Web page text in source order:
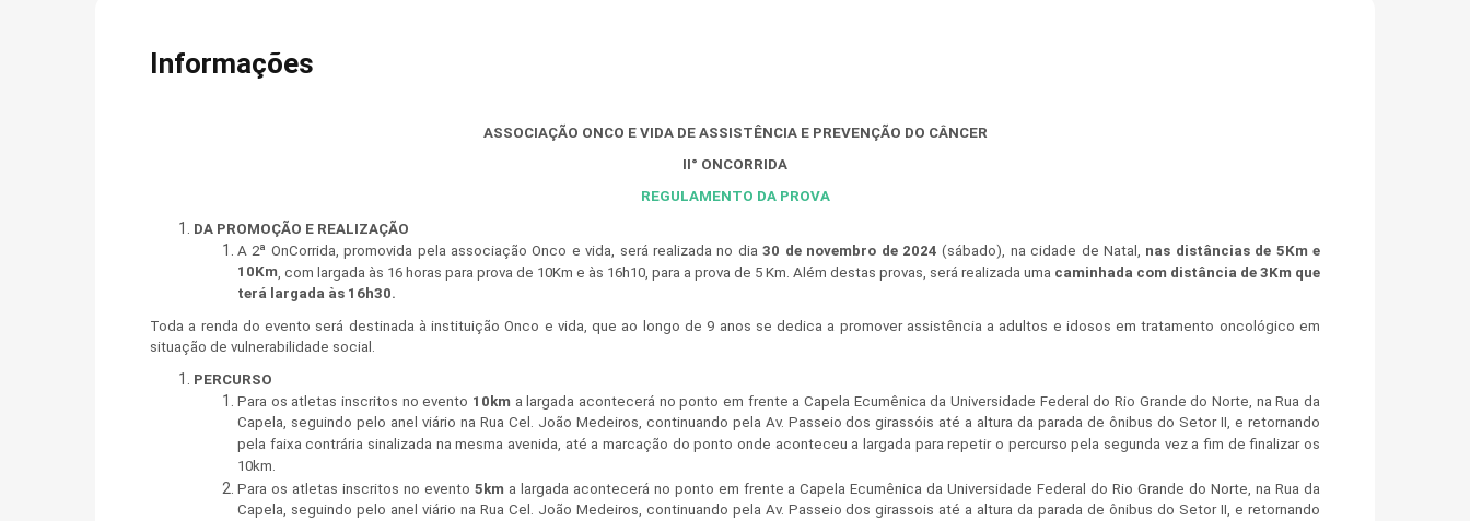
Informações
ASSOCIAÇÃO ONCO E VIDA DE ASSISTÊNCIA E PREVENÇÃO DO CÂNCER
II° ONCORRIDA
REGULAMENTO DA PROVA
DA PROMOÇÃO E REALIZAÇÃO
A 2ª OnCorrida, promovida pela associação Onco e vida, será realizada no dia30 de novembro de 2024(sábado), na cidade de Natal, nas distâncias de 5Km e
10Km , com largada às 16 horas para prova de 10Km e às 16h10, para a prova de 5 Km. Além destas provas, será realizada uma caminhada com distância de 3Km que
terá largada às 16h30.
Toda a renda do evento será destinada à instituição Onco e vida, que ao longo de 9 anos se dedica a promover assistência a adultos e idosos em tratamento oncológico em
situação de vulnerabilidade social.
PERCURSO
Para os atletas inscritos no evento 10km a largada acontecerá no ponto em frente a Capela Ecumênica da Universidade Federal do Rio Grande do Norte, na Rua da
Capela, seguindo pelo anel viário na Rua Cel. João Medeiros, continuando pela Av. Passeio dos girassóis até a altura da parada de ônibus do Setor II, e retornando
pela faixa contrária sinalizada na mesma avenida, até a marcação do ponto onde aconteceu a largada para repetir o percurso pela segunda vez a fim de finalizar os
10km.
Para os atletas inscritos no evento 5km a largada acontecerá no ponto em frente a Capela Ecumênica da Universidade Federal do Rio Grande do Norte, na Rua da
Capela, seguindo pelo anel viário na Rua Cel. João Medeiros, continuando pela Av. Passeio dos girassois até a altura da parada de ônibus do Setor II, e retornando